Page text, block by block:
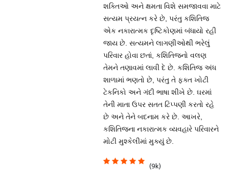
શક્તિઓ અને ક્ષમતા વિશે સમજાવવા માટે
સત્યમ પ્રયત્ન કરે છે, પરંતુ કશિતિજ
એક નકારાત્મક દૃષ્ટિકોણમાં બંધાયો રહી
જાય છે. સત્યમને લાગણીઓથી ભરેલું
પરિવાર હોવા છતાં, કશિતિજનો વલણ
તેમને તણાવમાં લાવી દે છે. કશિતિજ અંધ
શાળામાં ભણતો છે, પરંતુ તે ફક્ત ખોટી
ટેકનિકો અને ગંદી ભાષા શીખે છે. ઘરમાં
તેની માતા ઉપર સતત ટિપ્પણી કરતો રહે
છે અને તેને બદનામ કરે છે. આખરે,
કશિતિજના નકારાત્મક વ્યવહારે પરિવારને
મોટી મુશ્કેલીમાં મુક્યું છે.
(9k)